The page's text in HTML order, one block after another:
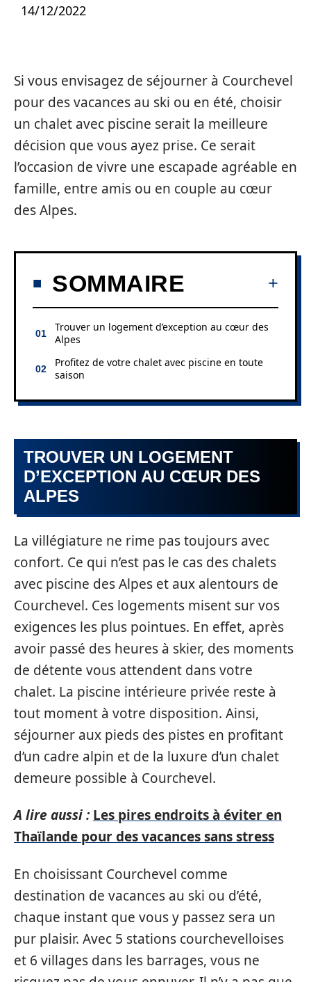
14/12/2022
Si vous envisagez de séjourner à Courchevel
pour des vacances au ski ou en été, choisir
un chalet avec piscine serait la meilleure
décision que vous ayez prise. Ce serait
l’occasion de vivre une escapade agréable en
famille, entre amis ou en couple au cœur
des Alpes.
SOMMAIRE
Trouver un logement d’exception au cœur des
Alpes
Profitez de votre chalet avec piscine en toute
saison
TROUVER UN LOGEMENT
D’EXCEPTION AU CŒUR DES
ALPES
La villégiature ne rime pas toujours avec
confort. Ce qui n’est pas le cas des chalets
avec piscine des Alpes et aux alentours de
Courchevel. Ces logements misent sur vos
exigences les plus pointues. En effet, après
avoir passé des heures à skier, des moments
de détente vous attendent dans votre
chalet. La piscine intérieure privée reste à
tout moment à votre disposition. Ainsi,
séjourner aux pieds des pistes en profitant
d’un cadre alpin et de la luxure d’un chalet
demeure possible à Courchevel.
A lire aussi : Les pires endroits à éviter en
Thaïlande pour des vacances sans stress
En choisissant Courchevel comme
destination de vacances au ski ou d’été,
chaque instant que vous y passez sera un
pur plaisir. Avec 5 stations courchevelloises
et 6 villages dans les barrages, vous ne